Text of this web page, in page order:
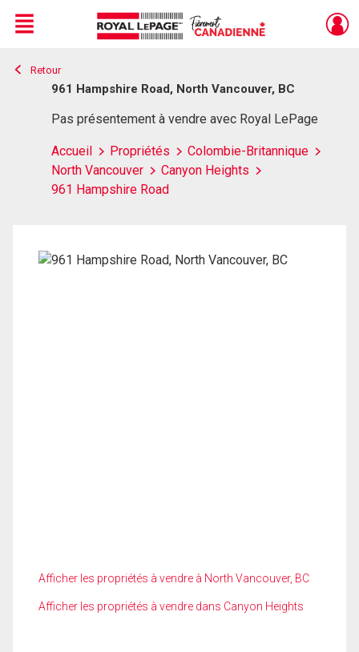
Live
En Direct
Menu
Retour
961 Hampshire Road, North Vancouver, BC
Pas présentement à vendre avec Royal LePage
Accueil Propriétés
Colombie-Britannique
North Vancouver
Canyon Heights
961 Hampshire Road
Afficher les propriétés à vendre à North Vancouver, BC
Afficher les propriétés à vendre dans Canyon Heights